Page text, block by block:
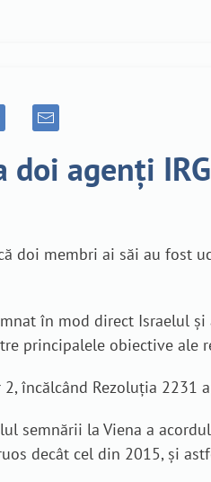
agenți
doi membri ai săi au fost
în mod direct Israelul
principalele obiective ale
încălcând Rezoluția 2231
semnării la Viena a
decât cel din 2015, și